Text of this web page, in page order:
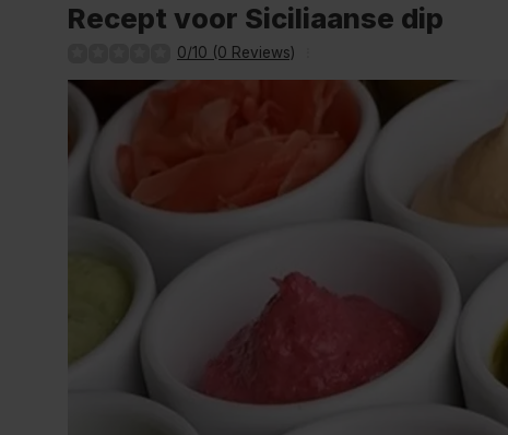
Recept voor Siciliaanse dip
0/10 (0 Reviews)